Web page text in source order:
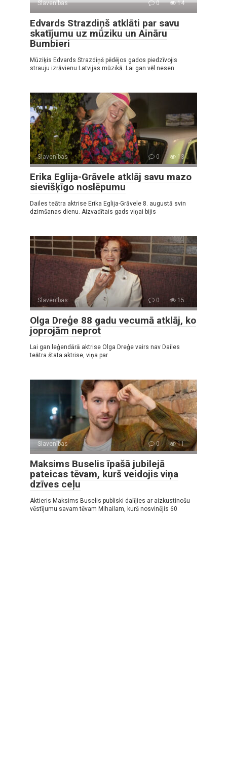
Slavenības 0 14
Edvards Strazdiņš atklāti par savu
skatījumu uz mūziku un Aināru
Bumbieri
Mūziķis Edvards Strazdiņš pēdējos gados piedzīvojis
strauju izrāvienu Latvijas mūzikā. Lai gan vēl nesen
Slavenības 0 13
Erika Eglija-Grāvele atklāj savu mazo
sievišķīgo noslēpumu
Dailes teātra aktrise Erika Eglija-Grāvele 8. augustā svin
dzimšanas dienu. Aizvadītais gads viņai bijis
Slavenības 0 15
Olga Dreģe 88 gadu vecumā atklāj, ko
joprojām neprot
Lai gan leģendārā aktrise Olga Dreģe vairs nav Dailes
teātra štata aktrise, viņa par
Slavenības 0 11
Maksims Buselis īpašā jubilejā
pateicas tēvam, kurš veidojis viņa
dzīves ceļu
Aktieris Maksims Buselis publiski dalījies ar aizkustinošu
vēstījumu savam tēvam Mihailam, kurš nosvinējis 60